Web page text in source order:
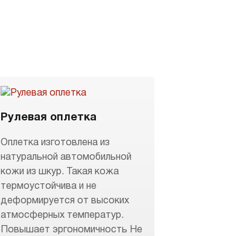
Рулевая оплетка
Оплетка изготовлена из
натуральной автомобильной
кожи из шкур. Такая кожа
термоустойчива и не
деформируется от высоких
атмосферных температур.
Повышает эргономичность Не